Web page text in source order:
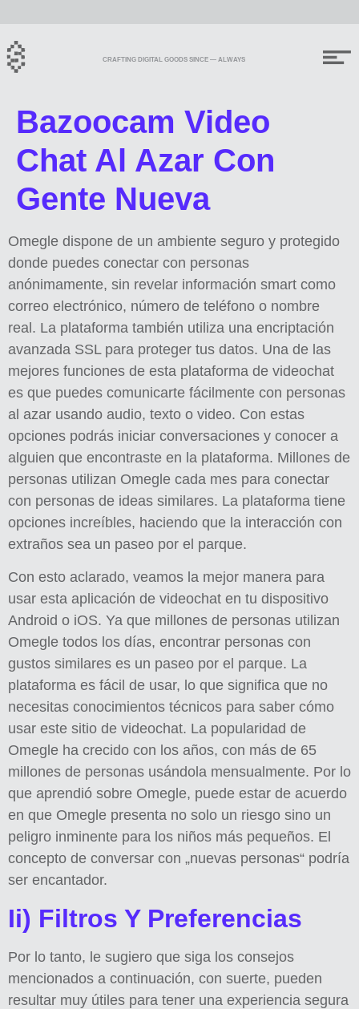
CRAFTING DIGITAL GOODS SINCE — ALWAYS
Bazoocam Video
Chat Al Azar Con
Gente Nueva
Omegle dispone de un ambiente seguro y protegido
donde puedes conectar con personas
anónimamente, sin revelar información smart como
correo electrónico, número de teléfono o nombre
real. La plataforma también utiliza una encriptación
avanzada SSL para proteger tus datos. Una de las
mejores funciones de esta plataforma de videochat
es que puedes comunicarte fácilmente con personas
al azar usando audio, texto o video. Con estas
opciones podrás iniciar conversaciones y conocer a
alguien que encontraste en la plataforma. Millones de
personas utilizan Omegle cada mes para conectar
con personas de ideas similares. La plataforma tiene
opciones increíbles, haciendo que la interacción con
extraños sea un paseo por el parque.
Con esto aclarado, veamos la mejor manera para
usar esta aplicación de videochat en tu dispositivo
Android o iOS. Ya que millones de personas utilizan
Omegle todos los días, encontrar personas con
gustos similares es un paseo por el parque. La
plataforma es fácil de usar, lo que significa que no
necesitas conocimientos técnicos para saber cómo
usar este sitio de videochat. La popularidad de
Omegle ha crecido con los años, con más de 65
millones de personas usándola mensualmente. Por lo
que aprendió sobre Omegle, puede estar de acuerdo
en que Omegle presenta no solo un riesgo sino un
peligro inminente para los niños más pequeños. El
concepto de conversar con „nuevas personas“ podría
ser encantador.
Ii) Filtros Y Preferencias
Por lo tanto, le sugiero que siga los consejos
mencionados a continuación, con suerte, pueden
resultar muy útiles para tener una experiencia segura